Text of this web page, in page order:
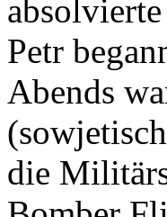
Petr
Abends
die